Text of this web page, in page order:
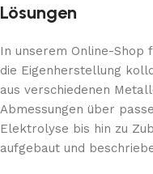
Lösungen
In unserem Online-Shop
die Eigenherstellung
aus verschiedenen
Abmessungen über
Elektrolyse bis hin zu
aufgebaut und